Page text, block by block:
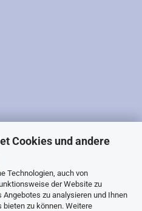
Cookies und andere
Technologien, auch von
der Website zu
zu analysieren und Ihnen
zu können. Weitere